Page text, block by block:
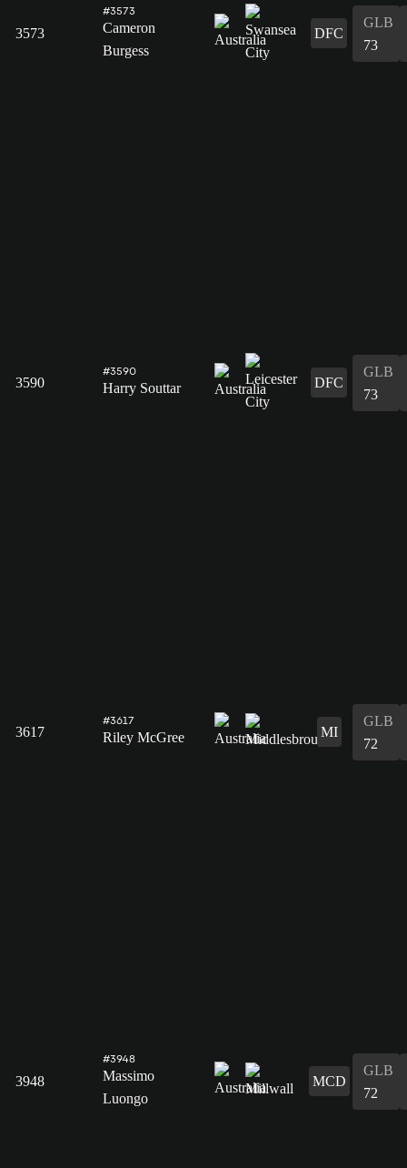
3573
#3573
Cameron
Burgess
DFC
GLB
73
3590
#3590
Harry Souttar DFC
GLB
73
3617
#3617
Riley McGree MI
GLB
72
3948
#3948
Massimo
Luongo
MCD
GLB
72